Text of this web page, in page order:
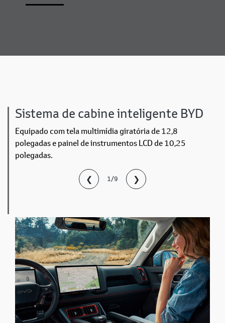
Sistema de cabine inteligente BYD
Equipado com tela multimídia giratória de 12,8
polegadas e painel de instrumentos LCD de 10,25
polegadas.
❮ 1/9 ❯